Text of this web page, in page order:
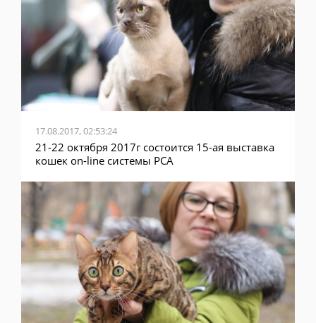
17.08.2017, 02:53:24
21-22 октября 2017г состоится 15-ая выставка
кошек on-line системы PCA